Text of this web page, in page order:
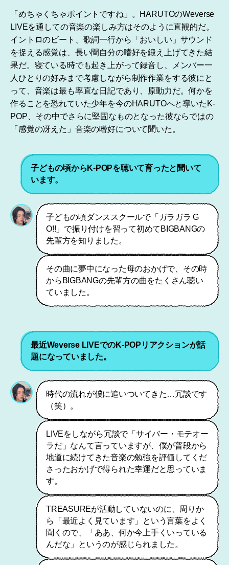
「めちゃくちゃポイントですね」。HARUTOのWeverse
LIVEを通しての音楽の楽しみ方はそのように直観的だ。
イントロのビート、歌詞一行から「おいしい」サウンド
を捉える感覚は、長い間自分の嗜好を鍛え上げてきた結
果だ。寝ている時でも起き上がって録音し、メンバー一
人ひとりの好みまで考慮しながら制作作業をする彼にと
って、音楽は最も率直な日記であり、原動力だ。何かを
作ることを恐れていた少年を今のHARUTOへと導いたK-
POP、その中でさらに堅固なものとなった彼ならではの
「感覚の冴えた」音楽の嗜好について聞いた。
子どもの頃からK-POPを聴いて育ったと聞いて
います。
子どもの頃ダンススクールで「ガラガラ G
O!!」で振り付けを習って初めてBIGBANGの
先輩方を知りました。
その曲に夢中になった母のおかげで、その時
からBIGBANGの先輩方の曲をたくさん聴い
ていました。
最近Weverse LIVEでのK-POPリアクションが話
題になっていました。
時代の流れが僕に追いついてきた…冗談です
（笑）。
LIVEをしながら冗談で「サイバー・モテオー
ラだ」なんて言っていますが、僕が普段から
地道に続けてきた音楽の勉強を評価してくだ
さったおかげで得られた幸運だと思っていま
す。
TREASUREが活動していないのに、周りか
ら「最近よく見ています」という言葉をよく
聞くので、「ああ、何か今上手くいっている
んだな」というのが感じられました。